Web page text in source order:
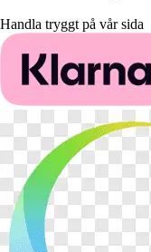
Handla tryggt på vår sida